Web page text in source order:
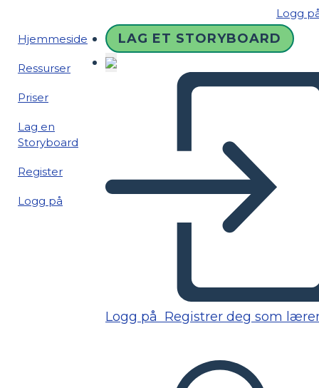
Logg
Hjemmeside
Ressurser
Priser
Lag en
Storyboard
Register
Logg på
LAG ET STORYBOARD
Logg på Registrer deg som